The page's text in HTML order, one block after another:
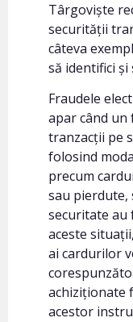
Târgoviște
securității
câteva
să identifici
Fraudele
apar când
tranzacții pe
folosind
precum
sau pierdute,
securitate au
aceste
ai cardurilor
achiziționate
acestor